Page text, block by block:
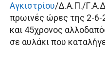
Αγκιστρίου/Δ.Α.Π./
πρωινές ώρες της 2-6-
και 45χρονος
σε αυλάκι που